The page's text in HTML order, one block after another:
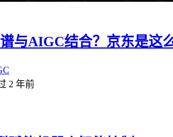
与AIGC结合？京东是这
2 年前